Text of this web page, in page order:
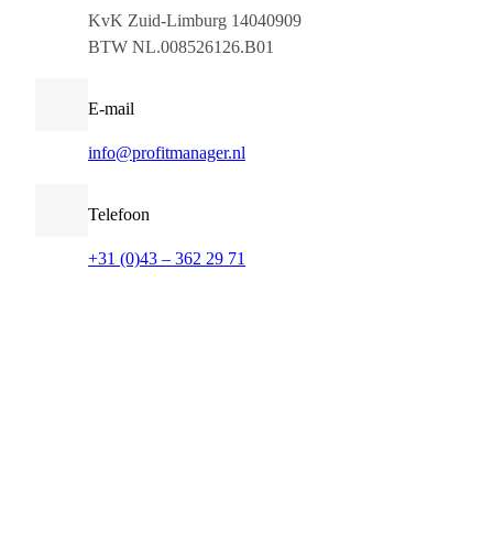
KvK Zuid-Limburg 14040909
BTW NL.008526126.B01
E-mail
info@profitmanager.nl
Telefoon
+31 (0)43 – 362 29 71